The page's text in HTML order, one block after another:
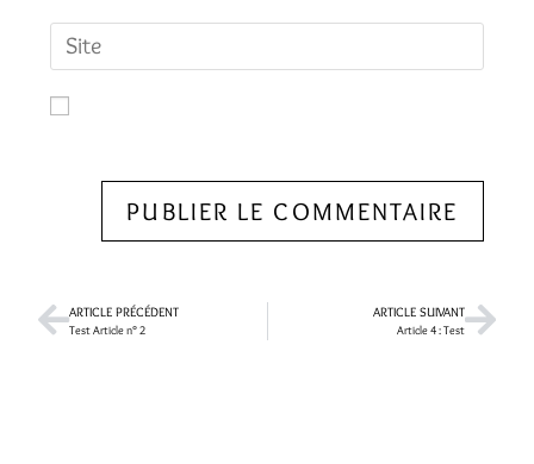
ARTICLE PRÉCÉDENT
Test Article n° 2
ARTICLE SUIVANT
Article 4 : Test